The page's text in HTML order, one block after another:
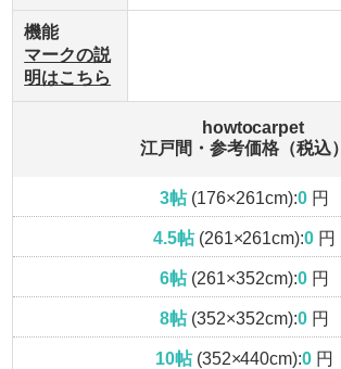
機能
マークの説
明はこちら
howtocarpet
江戸間・参考価格（税込）
3帖(176×261cm):0円
4.5帖(261×261cm):0 円
6帖(261×352cm):0円
8帖(352×352cm):0円
10帖(352×440cm):0 円